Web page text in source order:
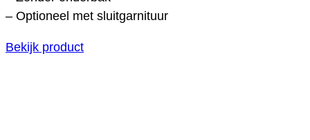
– Optioneel met sluitgarnituur
Bekijk product